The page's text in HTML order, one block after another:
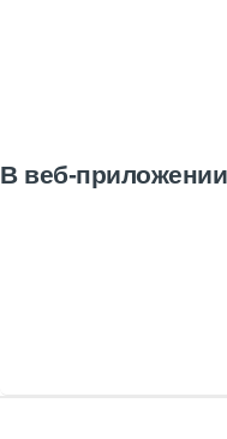
В веб-